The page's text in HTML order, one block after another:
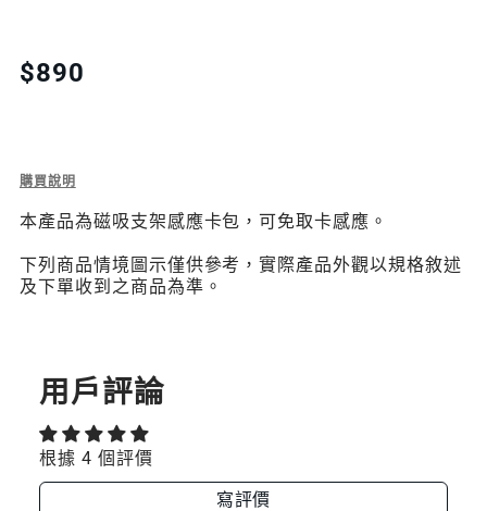
Translation
missing:
$890
FOR
WALLET
磁
吸
支
感
應
卡
磁
吸
支
感
應
卡
Description
Snap
Wallet
磁
購買說明
本產品為磁吸支架感應卡包，可免取卡感應。
下列商品情境圖示僅供參考，實際產品外觀以規格敘述
及下單收到之商品為準。
用戶評論
根據 4 個評價
寫評價